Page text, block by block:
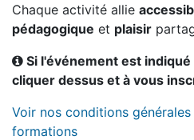
Chaque activité allie
pédagogique et plaisir
Si l'événement est
cliquer dessus et à vous
Voir nos conditions
formations